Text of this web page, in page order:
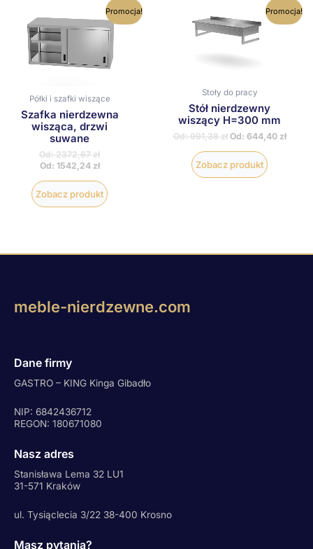
Promocja!
Półki i szafki wiszące
Szafka nierdzewna
wisząca, drzwi
suwane
Od:2372,67zł
Od: 1542,24 zł
Zobacz produkt
Ten
produkt
ma
wiele
wariantów.
Opcje
na
stronie
Promocja!
Stoły do pracy
Stół nierdzewny
wiszący H=300 mm
Od:991,38zł Od: 644,40 zł
Zobacz produkt
Ten
produkt
stronie
produktu
meble-nierdzewne.com
Dane firmy
GASTRO – KING Kinga Gibadło
NIP: 6842436712
REGON: 180671080
Nasz adres
Stanisława Lema 32 LU1
31-571 Kraków
ul. Tysiąclecia 3/22 38-400 Krosno
Masz pytania?